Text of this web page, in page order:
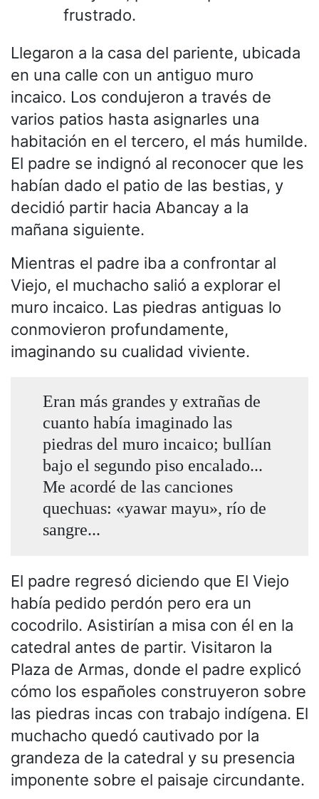
frustrado.
Llegaron a la casa del pariente, ubicada
en una calle con un antiguo muro
incaico. Los condujeron a través de
varios patios hasta asignarles una
habitación en el tercero, el más humilde.
El padre se indignó al reconocer que les
habían dado el patio de las bestias, y
decidió partir hacia Abancay a la
mañana siguiente.
Mientras el padre iba a confrontar al
Viejo, el muchacho salió a explorar el
muro incaico. Las piedras antiguas lo
conmovieron profundamente,
imaginando su cualidad viviente.
Eran más grandes y extrañas de
cuanto había imaginado las
piedras del muro incaico; bullían
bajo el segundo piso encalado...
Me acordé de las canciones
quechuas: «yawar mayu», río de
sangre...
El padre regresó diciendo que El Viejo
había pedido perdón pero era un
cocodrilo. Asistirían a misa con él en la
catedral antes de partir. Visitaron la
Plaza de Armas, donde el padre explicó
cómo los españoles construyeron sobre
las piedras incas con trabajo indígena. El
muchacho quedó cautivado por la
grandeza de la catedral y su presencia
imponente sobre el paisaje circundante.